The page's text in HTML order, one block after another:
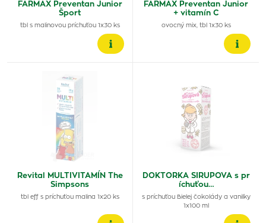
FARMAX Preventan Junior
Šport
tbl s malinovou príchuťou 1x30 ks
FARMAX Preventan Junior
+ vitamín C
ovocný mix, tbl 1x30 ks
Revital MULTIVITAMÍN The
Simpsons
tbl eff s príchuťou malina 1x20 ks
DOKTORKA SIRUPOVA s pr
íchuťou…
s príchuťou Bielej čokolády a vanilky
1x100 ml